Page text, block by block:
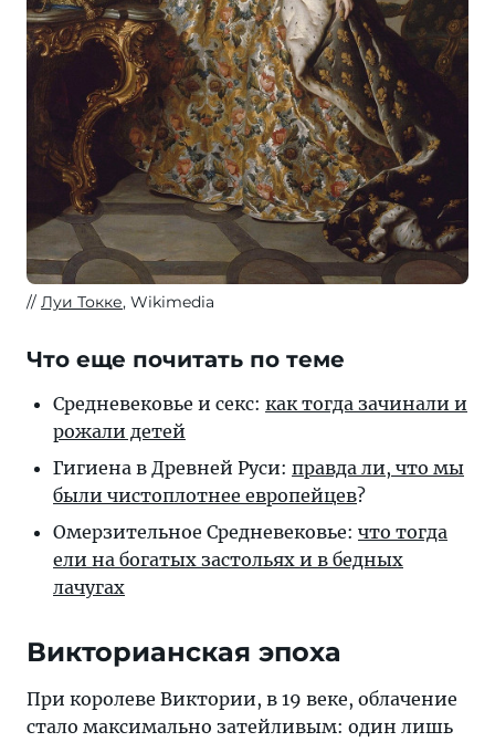
Луи Токке, Wikimedia
Что еще почитать по теме
Средневековье и секс: как тогда зачинали и
рожали детей
Гигиена в Древней Руси: правда ли, что мы
были чистоплотнее европейцев?
Омерзительное Средневековье: что тогда
ели на богатых застольях и в бедных
лачугах
Викторианская эпоха
При королеве Виктории, в 19 веке, облачение
стало максимально затейливым: один лишь